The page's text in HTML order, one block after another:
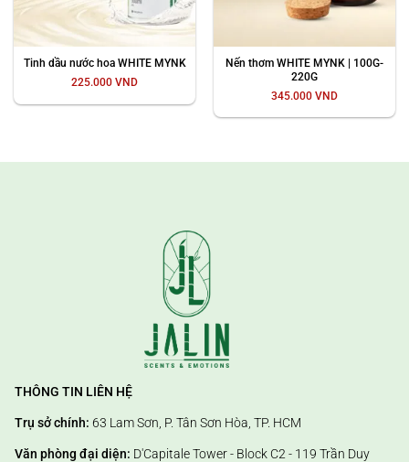
Tinh dầu nước hoa WHITE MYNK
225.000 VND
Nến thơm WHITE MYNK | 100G-
220G
345.000 VND
THÔNG TIN LIÊN HỆ
Trụ sở chính: 63 Lam Sơn, P. Tân Sơn Hòa, TP. HCM
Văn phòng đại diện: D'Capitale Tower - Block C2 - 119 Trần Duy